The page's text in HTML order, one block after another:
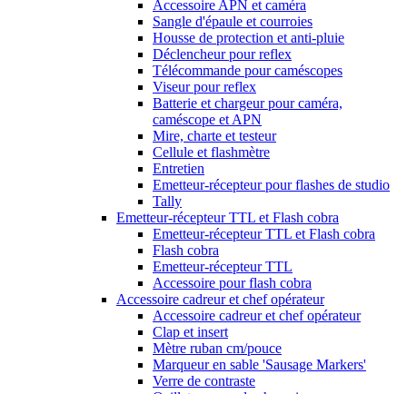
Accessoire APN et caméra
Sangle d'épaule et courroies
Housse de protection et anti-pluie
Déclencheur pour reflex
Télécommande pour caméscopes
Viseur pour reflex
Batterie et chargeur pour caméra,
caméscope et APN
Mire, charte et testeur
Cellule et flashmètre
Entretien
Emetteur-récepteur pour flashes de studio
Tally
Emetteur-récepteur TTL et Flash cobra
Emetteur-récepteur TTL et Flash cobra
Flash cobra
Emetteur-récepteur TTL
Accessoire pour flash cobra
Accessoire cadreur et chef opérateur
Accessoire cadreur et chef opérateur
Clap et insert
Mètre ruban cm/pouce
Marqueur en sable 'Sausage Markers'
Verre de contraste